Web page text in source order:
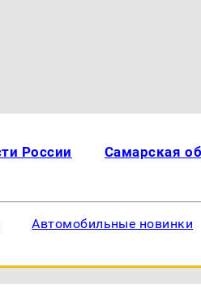
России Самарская
Автомобильные новинки